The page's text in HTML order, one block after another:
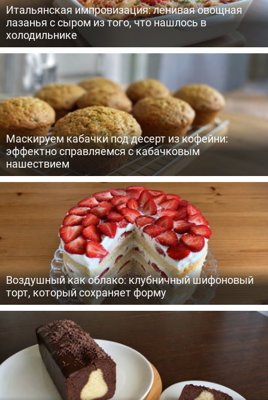
Итальянская импровизация: ленивая овощная
лазанья с сыром из того, что нашлось в
холодильнике
Маскируем кабачки под десерт из кофейни:
эффектно справляемся с кабачковым
нашествием
Воздушный как облако: клубничный шифоновый
торт, который сохраняет форму